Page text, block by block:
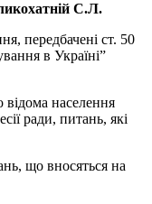
С.Л.
передбачені ст. 50
в Україні”
відома населення
ради, питань, які
що вносяться на